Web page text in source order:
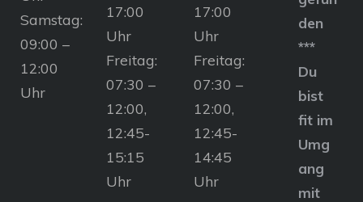
Samstag:
09:00 –
12:00
Uhr
17:00
Uhr
Freitag:
07:30 –
12:00,
12:45-
15:15
Uhr
17:00
Uhr
Freitag:
07:30 –
12:00,
12:45-
14:45
Uhr
den
***
Du
bist
fit im
Umg
ang
mit